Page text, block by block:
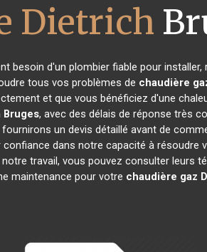
Dietrich
besoin d'un plombier fiable pour installer,
tous vos problèmes de chaudière
et que vous bénéficiez d'une
Bruges, avec des délais de réponse très
un devis détaillé avant de
dans notre capacité à résoudre
travail, vous pouvez consulter leurs
maintenance pour votre chaudière gaz